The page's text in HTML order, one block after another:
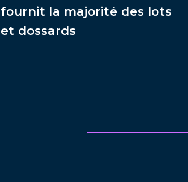
fournit la majorité des lots
et dossards